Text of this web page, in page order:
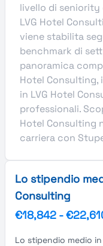
livello di seniority
LVG Hotel
viene stabilita
benchmark di
panoramica
Hotel
in LVG Hotel
professionali.
Hotel Consulting
carriera con
Lo stipendio
Consulting
€18,842 -
Lo stipendio medio